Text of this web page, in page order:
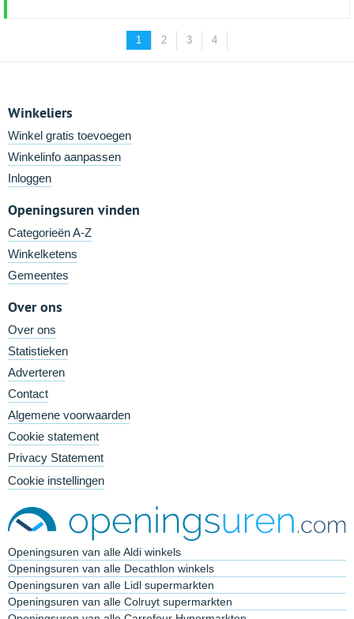
1 2 3 4
Winkeliers
Winkel gratis toevoegen
Winkelinfo aanpassen
Inloggen
Openingsuren vinden
Categorieën A-Z
Winkelketens
Gemeentes
Over ons
Over ons
Statistieken
Adverteren
Contact
Algemene voorwaarden
Cookie statement
Privacy Statement
Cookie instellingen
Openingsuren van alle Aldi winkels
Openingsuren van alle Decathlon winkels
Openingsuren van alle Lidl supermarkten
Openingsuren van alle Colruyt supermarkten